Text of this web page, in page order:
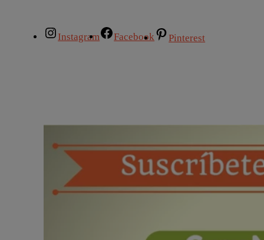
Instagram Facebook Pinterest